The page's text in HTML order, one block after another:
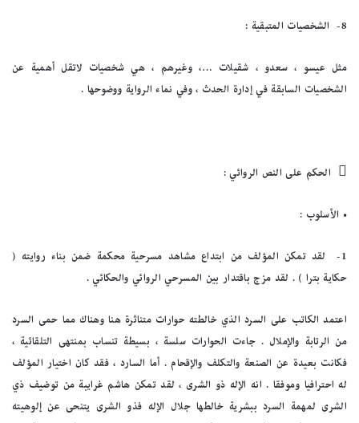
8- الشخصيات المتبقية :
مثل عيسو ، سعدو ، شقيلات …، وغيرهم ، هي شخصيات لاتقل أهمية عن
الشخصيات السابقة في إدارة الحدث ، وفي نماء الرواية ووضوحها .
 الحكم على النص الروائي :
• الأسلوب :
1-
لقد تمكن المؤلف من ابتداع مشاهد مسرحية محكمة ضمن بناء روايته (
حكاية بترا ) . لقد مزج باقتدار بين المسرحي الروائي والحكائي .
اعتمد الكاتب على السرد الذي خالطته حوارات متناثرة هنا وهناك مما حمى السرد
من الرتابة والإملال . جاءت الحوارات سلسة ، بسيطة تنساب بمنتهى التلقائية ،
فكانت بعيدة عن الصنعة والتكلف والإقحام . أما السارد ، فقد كان اختيار المؤلف
له احترافيا وموفقا . انه الإله ذو الشرى ، لقد تمكن هاشم غرايبة من توضيف ذي
الشرى لمهمة السرد ببشرية خالطها جلال الإله فذو الشرى يتنحى عن إلوهيته